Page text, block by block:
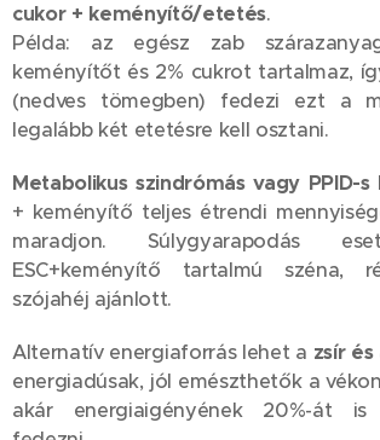
cukor + keményítő/etetés.
Példa: az egész zab
keményítőt és 2% cukrot tartalmaz,
(nedves tömegben) fedezi ezt a
legalább két etetésre kell osztani.
Metabolikus szindrómás vagy PPID-s
+ keményítő teljes étrendi
maradjon. Súlygyarapodás
ESC+keményítő tartalmú széna,
szójahéj ajánlott.
Alternatív energiaforrás lehet a zsír és
energiadúsak, jól emészthetők a
akár energiaigényének 20%-át